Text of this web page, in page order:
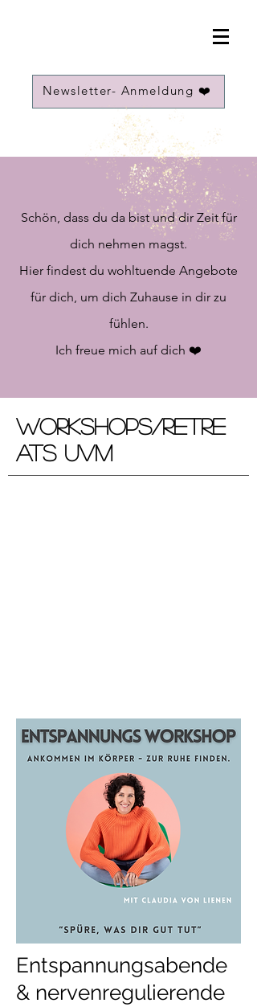
Newsletter- Anmeldung ❤️
Schön, dass du da bist und dir Zeit für
dich nehmen magst.
Hier findest du wohltuende Angebote
für dich, um dich Zuhause in dir zu
fühlen.
Ich freue mich auf dich ❤️
Workshops/Retre
ats uvm
Entspannungsabende
& nervenregulierende